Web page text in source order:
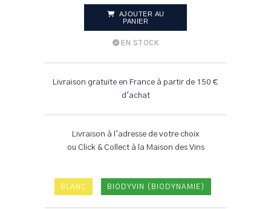
AJOUTER AU
PANIER
EN STOCK
Livraison gratuite en France à partir de 150 €
d'achat
Livraison à l'adresse de votre choix
ou Click & Collect à la Maison des Vins
BLANC BIODYVIN (BIODYNAMIE)